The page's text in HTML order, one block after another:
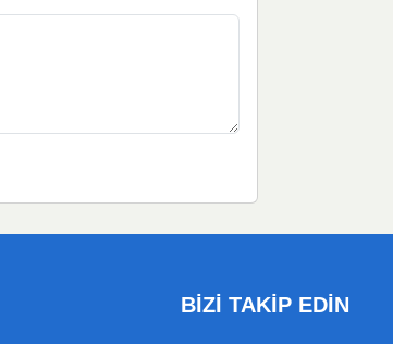
BİZİ TAKİP EDİN